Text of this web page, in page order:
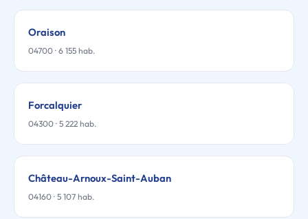
Oraison
04700 · 6 155 hab.
Forcalquier
04300 · 5 222 hab.
Château-Arnoux-Saint-Auban
04160 · 5 107 hab.